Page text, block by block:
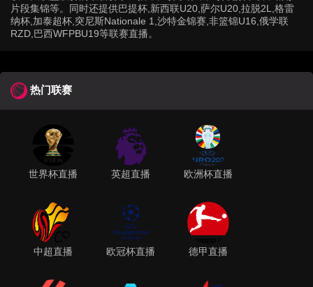
片段集锦等。同时还提供巴提杯,新西联U20,萨尔U20,拉脱2L,格雷
纳杯,加泰超杯,突尼斯Nationale 1,沙特金锦赛,非篮锦U16,俄学联
RZD,巴西WFPBU19等联赛直播。
热门联赛
世界杯直播 英超直播 欧洲杯直播
中超直播 欧冠杯直播 德甲直播